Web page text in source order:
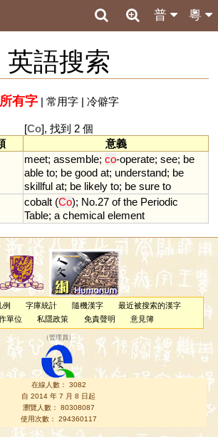
粵
普
英語搜索
所有字| 常用字| 冷僻字
[Co], 找到 2 個
意義
meet; assemble; co-operate; see; be
able to; be good at; understand; be
skillful at; be likely to; be sure to
cobalt (Co); No.27 of the Periodic
Table; a chemical element
例 字庫統計 隨機漢字
最近被搜索的漢字
單位 私隱政策 免責聲明 意見簿
（管理員 ）
在線人數： 3082
自 2014 年 7 月 8 日起
瀏覽人數： 80308087
使用次數： 294360117